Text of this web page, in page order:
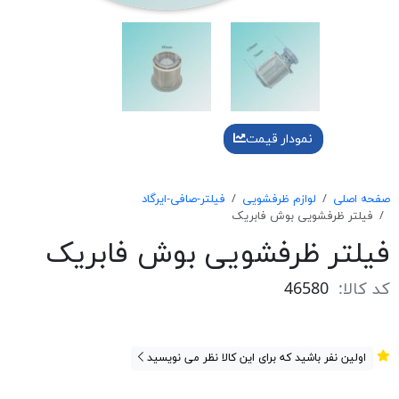
نمودار قیمت
صفحه اصلی لوازم ظرفشویی
فیلتر-صافی-ایرگاد
فیلتر ظرفشویی بوش فابریک
فیلتر ظرفشویی بوش فابریک
کد کالا: 46580
اولین نفر باشید که برای این کالا نظر می نویسید